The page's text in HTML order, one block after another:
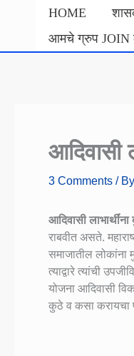
HOME
आमचे ग्रुप JOIN
आदिवासी
3 Comments / By
आदिवासी
राबवीत असते.
समाजातील लोकांना
त्याद्वारे त्यांची
योजना आदिवासी
कुठे व कसा करायचा